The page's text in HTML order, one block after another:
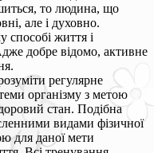
то людина, що
але і духовно.
способі життя і
добре відомо, активне
регулярне
організму з метою
стан. Подібна
видами фізичної
для даної мети